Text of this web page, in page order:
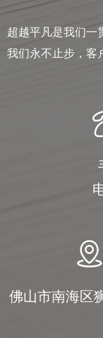
超越平凡是我们一
我们永不止步，客
佛山市南海区